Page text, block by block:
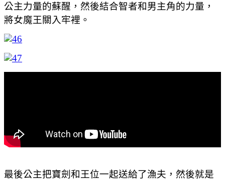
公主力量的蘇醒，然後結合智者和男主角的力量，
將女魔王關入牢裡。
最後公主把寶劍和王位一起送給了漁夫，然後就是